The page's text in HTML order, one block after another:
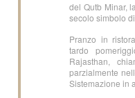
del Qutb Minar,
secolo simbolo
Pranzo in
tardo
Rajasthan,
parzialmente
Sistemazione in